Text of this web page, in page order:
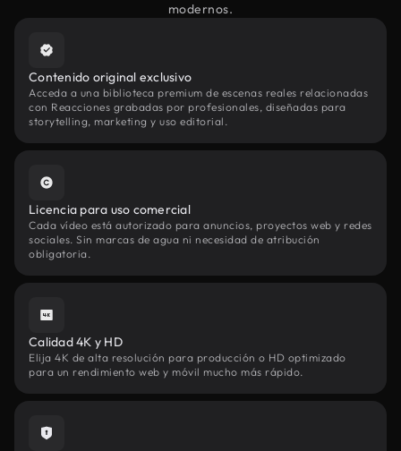
modernos.
Contenido original exclusivo
Acceda a una biblioteca premium de escenas reales relacionadas
con Reacciones grabadas por profesionales, diseñadas para
storytelling, marketing y uso editorial.
Licencia para uso comercial
Cada vídeo está autorizado para anuncios, proyectos web y redes
sociales. Sin marcas de agua ni necesidad de atribución
obligatoria.
Calidad 4K y HD
Elija 4K de alta resolución para producción o HD optimizado
para un rendimiento web y móvil mucho más rápido.